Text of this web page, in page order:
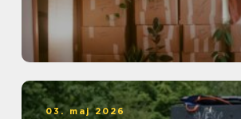
03. maj 2026